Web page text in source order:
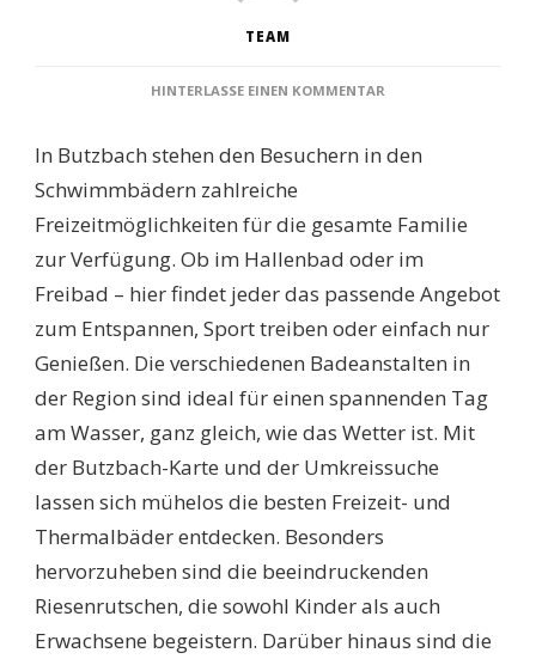
TEAM
HINTERLASSE EINEN KOMMENTAR
ENTDECKEN
BESTEN
IN
IHRER
In Butzbach stehen den Besuchern in den
Schwimmbädern zahlreiche
Freizeitmöglichkeiten für die gesamte Familie
zur Verfügung. Ob im Hallenbad oder im
Freibad – hier findet jeder das passende Angebot
zum Entspannen, Sport treiben oder einfach nur
Genießen. Die verschiedenen Badeanstalten in
der Region sind ideal für einen spannenden Tag
am Wasser, ganz gleich, wie das Wetter ist. Mit
der Butzbach-Karte und der Umkreissuche
lassen sich mühelos die besten Freizeit- und
Thermalbäder entdecken. Besonders
hervorzuheben sind die beeindruckenden
Riesenrutschen, die sowohl Kinder als auch
Erwachsene begeistern. Darüber hinaus sind die